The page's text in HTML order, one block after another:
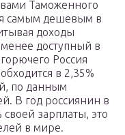
Таможенного
самым дешевым в
доходы
доступный в
Россия
в 2,35%
по данным
В год россиянин в
зарплаты, это
в мире.